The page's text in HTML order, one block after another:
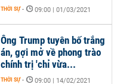
THỜI SỰ - 09:00 | 01/03/2021
Ông Trump tuyên bố trắng
án, gợi mở về phong trào
chính trị 'chỉ vừa...
THỜI SỰ - 09:00 | 14/02/2021